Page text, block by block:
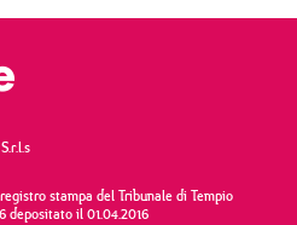
stampa del Tribunale di Tempio
depositato il 01.04.2016